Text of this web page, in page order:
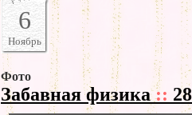
6
Ноябрь
Фото
Забавная физика::